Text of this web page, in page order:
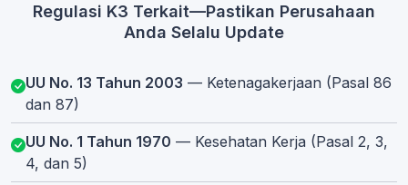
Regulasi K3 Terkait—Pastikan Perusahaan
Anda Selalu Update
UU No. 13 Tahun 2003 — Ketenagakerjaan (Pasal 86
dan 87)
UU No. 1 Tahun 1970 — Kesehatan Kerja (Pasal 2, 3,
4, dan 5)